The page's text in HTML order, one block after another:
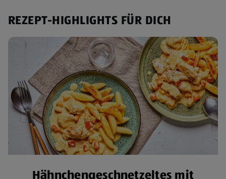
REZEPT-HIGHLIGHTS FÜR DICH
Hähnchengeschnetzeltes mit